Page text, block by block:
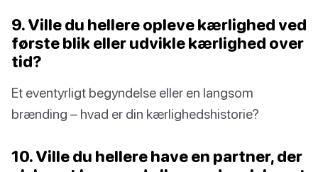
9. Ville du hellere opleve kærlighed ved
første blik eller udvikle kærlighed over
tid?
Et eventyrligt begyndelse eller en langsom
brænding – hvad er din kærlighedshistorie?
10. Ville du hellere have en partner, der